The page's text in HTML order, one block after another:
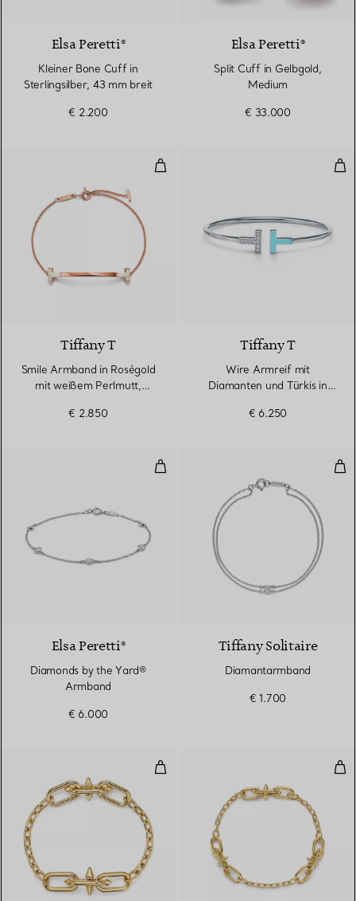
Elsa Peretti®
Kleiner Bone Cuff in
Sterlingsilber, 43 mm breit
€ 2.200
Elsa Peretti®
Split Cuff in Gelbgold,
Medium
€ 33.000
Smile Armband in Roségold mit
Tiffany T
Smile Armband in Roségold
mit weißem Perlmutt,
€ 2.850
Tiffany T
Wire Armreif mit
Diamanten und Türkis in
€ 6.250
Diamonds by the Yard®
Elsa Peretti®
Diamonds by the Yard®
Armband
€ 6.000
Tiffany Solitaire
Diamantarmband
€ 1.700
Armband mit mittelgroßen